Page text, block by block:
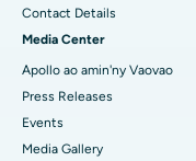
Contact Details
Media Center
Apollo ao amin'ny Vaovao
Press Releases
Events
Media Gallery